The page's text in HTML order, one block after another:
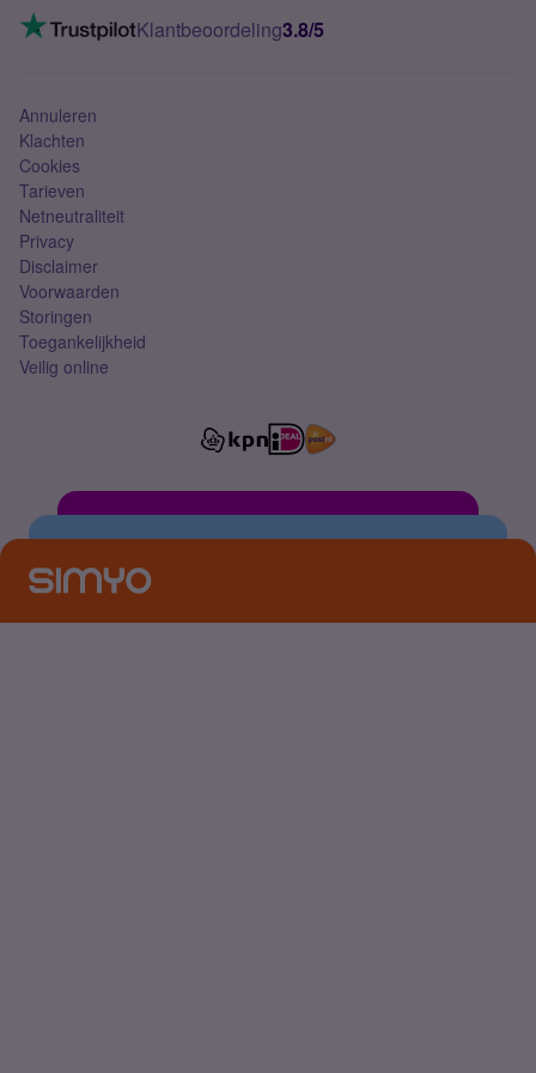
Mobiel abonnement
VoLTE 4G bellenKlantbeoordeling3.8/5
Annuleren
Klachten
Cookies
Tarieven
Netneutraliteit
Privacy
Disclaimer
Voorwaarden
Storingen
Toegankelijkheid
Veilig online